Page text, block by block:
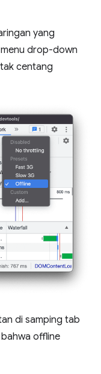
yang
drop-down
centang
di samping tab
offline